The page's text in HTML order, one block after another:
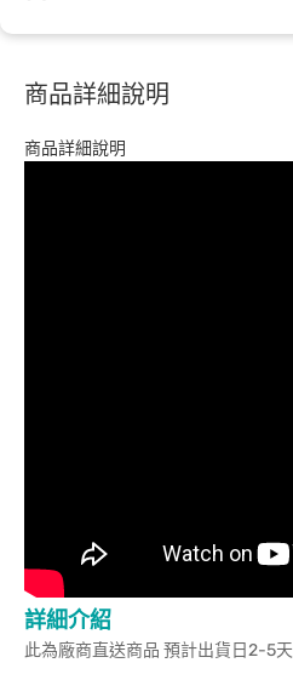
商品詳細說明
商品詳細說明
詳細介紹
此為廠商直送商品 預計出貨日2-5天